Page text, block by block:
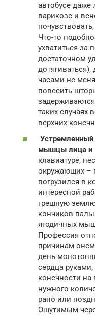
автобусе
варикозе и
Что-то
ухватиться за
достаточном
часами не
повесить
таких случаях
верхних
мышцы лица и
клавиатуре,
окружающих –
погрузился в
интересной
грешную
кончиков
ягодичных
Профессия
причинам
день
сердца
конечности на
нужного
рано или
Ощутимым